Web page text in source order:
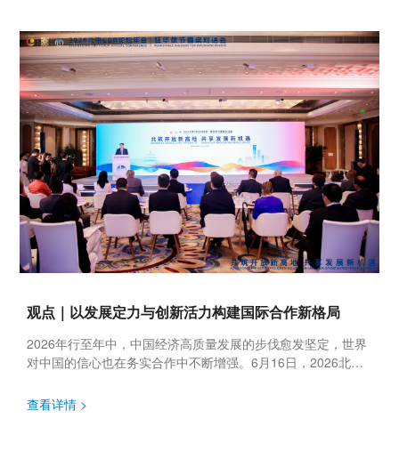
观点｜以发展定力与创新活力构建国际合作新格局
2026年行至年中，中国经济高质量发展的步伐愈发坚定，世界
对中国的信心也在务实合作中不断增强。6月16日，2026北京
使节的...
查看详情 >